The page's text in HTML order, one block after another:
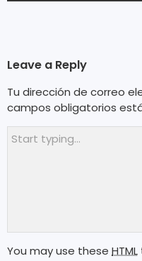
Leave a Reply
Tu dirección de correo
campos obligatorios
You may use these HTML